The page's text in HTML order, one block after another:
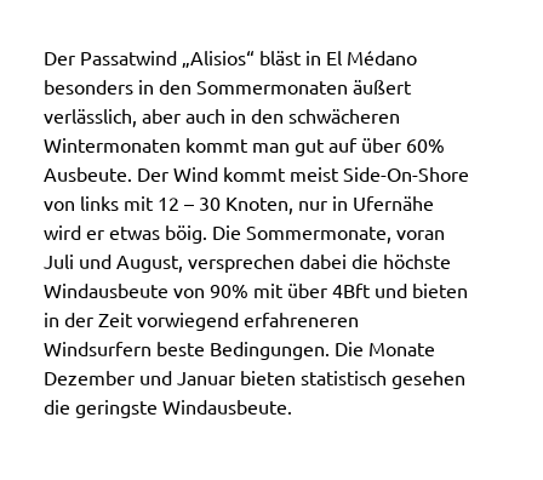
Der Passatwind „Alisios“ bläst in El Médano
besonders in den Sommermonaten äußert
verlässlich, aber auch in den schwächeren
Wintermonaten kommt man gut auf über 60%
Ausbeute. Der Wind kommt meist Side-On-Shore
von links mit 12 – 30 Knoten, nur in Ufernähe
wird er etwas böig. Die Sommermonate, voran
Juli und August, versprechen dabei die höchste
Windausbeute von 90% mit über 4Bft und bieten
in der Zeit vorwiegend erfahreneren
Windsurfern beste Bedingungen. Die Monate
Dezember und Januar bieten statistisch gesehen
die geringste Windausbeute.